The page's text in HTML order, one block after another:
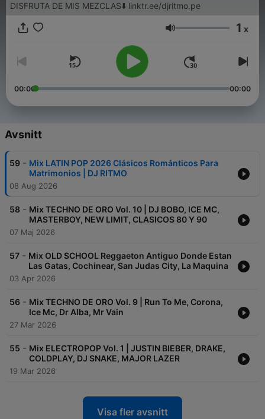
DISFRUTA DE MIS MEZCLAS⬇️ linktr.ee/djritmo.pe
Volym 1 x
00:00 00:00
Avsnitt
59 - Mix LATIN POP 2026 Clásicos Románticos Para
Matrimonios | DJ RITMO
08 Aug 2026
58 - Mix TECHNO DE ORO Vol. 10 | DJ BOBO, ICE MC,
MASTERBOY, NEW LIMIT, CLASICOS 80 Y 90
07 Maj 2026
57 - Mix OLD SCHOOL Reggaeton Antiguo Donde Estan
Las Gatas, Cochinear, San Judas City, La Maquina
03 Apr 2026
56 - Mix TECHNO DE ORO Vol. 9 | Run To Me, Corona,
Ice Mc, Dr Alba, Mr Vain
27 Mar 2026
55 - Mix ELECTROPOP Vol. 1 | JUSTIN BIEBER, DRAKE,
COLDPLAY, DJ SNAKE, MAJOR LAZER
19 Mar 2026
Visa fler avsnitt